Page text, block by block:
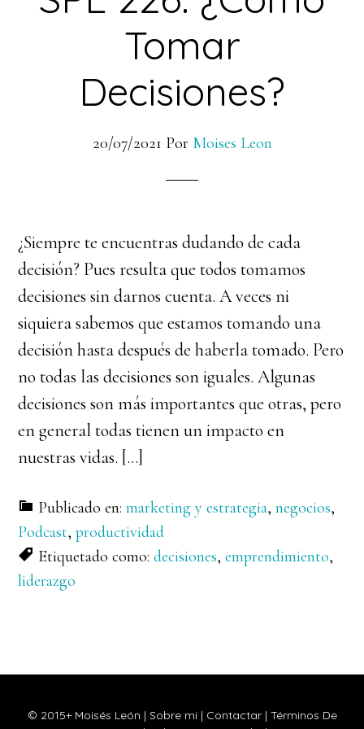
Tomar
Decisiones?
20/07/2021 Por Moises Leon
¿Siempre te encuentras dudando de cada
decisión? Pues resulta que todos tomamos
decisiones sin darnos cuenta. A veces ni
siquiera sabemos que estamos tomando una
decisión hasta después de haberla tomado. Pero
no todas las decisiones son iguales. Algunas
decisiones son más importantes que otras, pero
en general todas tienen un impacto en
nuestras vidas. […]
Publicado en:marketing y estrategia,negocios,
Podcast,productividad
Etiquetado como:decisiones,emprendimiento,
liderazgo
© 2015+ Moisés León | Sobre mi | Contactar| Términos De